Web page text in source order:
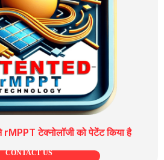
टेक्नोलॉजी को पेटेंट किया है
CONTACT US